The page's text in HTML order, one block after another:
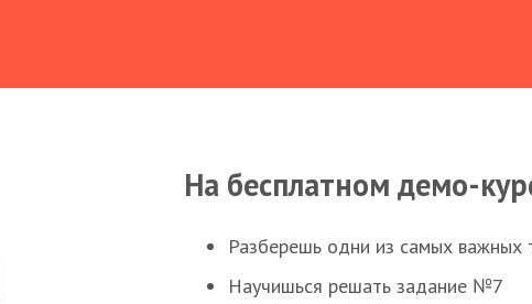
На бесплатном демо-
Разберешь одни из самых важных
Научишься решать задание №7